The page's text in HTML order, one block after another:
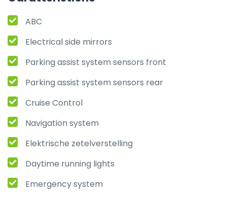
ABC
Electrical side mirrors
Parking assist system sensors front
Parking assist system sensors rear
Cruise Control
Navigation system
Elektrische zetelverstelling
Daytime running lights
Emergency system